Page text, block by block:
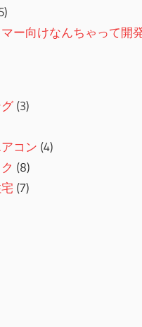
ー向けなんちゃって開
(3)
コン (4)
(8)
(7)